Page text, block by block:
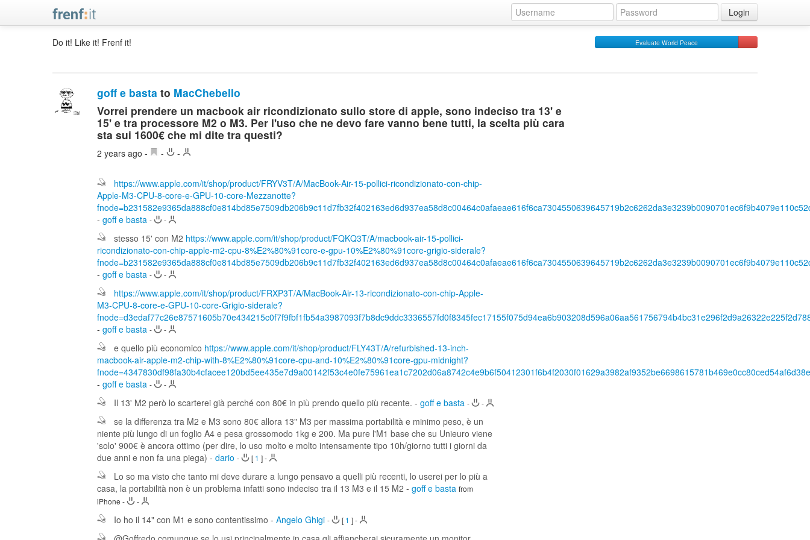
Login
Do it! Like it! Frenf it! Evaluate World Peace
goff e basta to MacChebello
Vorrei prendere un macbook air ricondizionato sullo store di apple, sono indeciso tra 13' e
15' e tra processore M2 o M3. Per l'uso che ne devo fare vanno bene tutti, la scelta più cara
sta sui 1600€ che mi dite tra questi?
2 years ago- - -
https://www.apple.com/it/shop/product/FRYV3T/A/MacBook-Air-15-pollici-ricondizionato-con-chip-
Apple-M3-CPU-8-core-e-GPU-10-core-Mezzanotte?
-goff e basta - -
stesso 15' con M2 https://www.apple.com/it/shop/product/FQKQ3T/A/macbook-air-15-pollici-
ricondizionato-con-chip-apple-m2-cpu-8%E2%80%91core-e-gpu-10%E2%80%91core-grigio-siderale?
-goff e basta - -
https://www.apple.com/it/shop/product/FRXP3T/A/MacBook-Air-13-ricondizionato-con-chip-Apple-
M3-CPU-8-core-e-GPU-10-core-Grigio-siderale?
-goff e basta - -
e quello più economico https://www.apple.com/it/shop/product/FLY43T/A/refurbished-13-inch-
macbook-air-apple-m2-chip-with-8%E2%80%91core-cpu-and-10%E2%80%91core-gpu-midnight?
-goff e basta - -
Il 13' M2 però lo scarterei già perché con 80€ in più prendo quello più recente. -goff e basta - -
se la differenza tra M2 e M3 sono 80€ allora 13" M3 per massima portabilità e minimo peso, è un
niente più lungo di un foglio A4 e pesa grossomodo 1kg e 200. Ma pure l'M1 base che su Unieuro viene
'solo' 900€ è ancora ottimo (per dire, lo uso molto e molto intensamente tipo 10h/giorno tutti i giorni da
due anni e non fa una piega) -dario - [ 1 ]-
Lo so ma visto che tanto mi deve durare a lungo pensavo a quelli più recenti, lo userei per lo più a
casa, la portabilità non è un problema infatti sono indeciso tra il 13 M3 e il 15 M2 -goff e basta from
iPhone - -
Io ho il 14" con M1 e sono contentissimo -Angelo Ghigi - [ 1 ]-